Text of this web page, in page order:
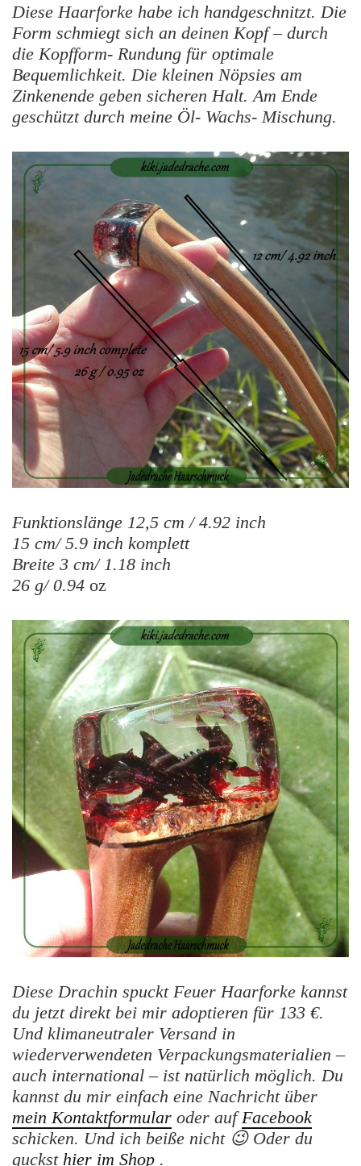
Diese Haarforke habe ich handgeschnitzt. Die
Form schmiegt sich an deinen Kopf – durch
die Kopfform- Rundung für optimale
Bequemlichkeit. Die kleinen Nöpsies am
Zinkenende geben sicheren Halt. Am Ende
geschützt durch meine Öl- Wachs- Mischung.
Funktionslänge 12,5 cm / 4.92 inch
15 cm/ 5.9 inch komplett
Breite 3 cm/ 1.18 inch
26 g/ 0.94 oz
Diese Drachin spuckt Feuer Haarforke kannst
du jetzt direkt bei mir adoptieren für 133 €.
Und klimaneutraler Versand in
wiederverwendeten Verpackungsmaterialien –
auch international – ist natürlich möglich. Du
kannst du mir einfach eine Nachricht über
mein Kontaktformular oder aufFacebook
schicken. Und ich beiße nicht 😉 Oder du
guckst hier im Shop .